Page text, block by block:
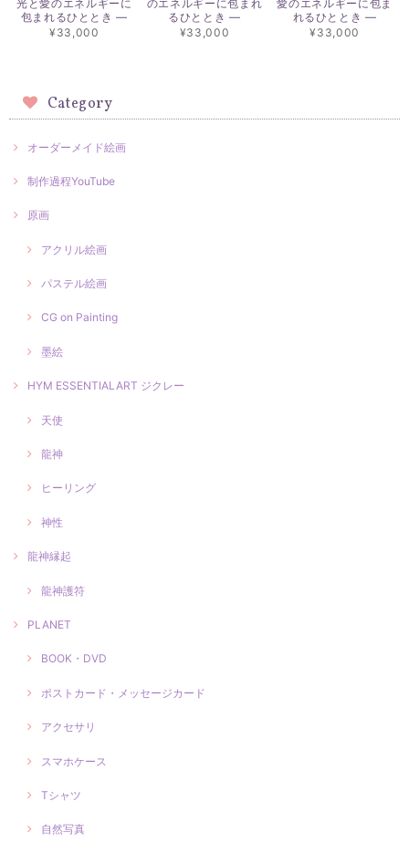
光と愛のエネルギーに
包まれるひととき ―
¥33,000
のエネルギーに包まれ
るひととき ―
¥33,000
愛のエネルギーに包ま
れるひととき ―
¥33,000
Category
オーダーメイド絵画
制作過程YouTube
原画
アクリル絵画
パステル絵画
CG on Painting
墨絵
HYM ESSENTIALART ジクレー
天使
龍神
ヒーリング
神性
龍神縁起
龍神護符
PLANET
BOOK・DVD
ポストカード・メッセージカード
アクセサリ
スマホケース
Tシャツ
自然写真